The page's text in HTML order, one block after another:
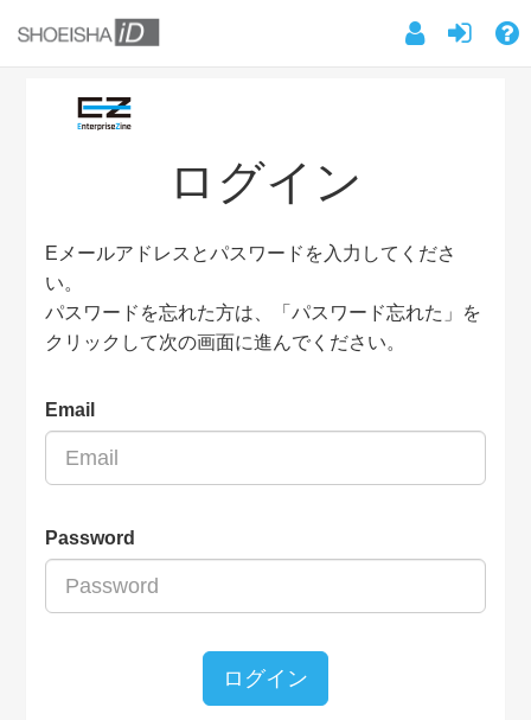
ログイン
Eメールアドレスとパスワードを入力してくださ
い。
パスワードを忘れた方は、「パスワード忘れた」を
クリックして次の画面に進んでください。
Email
Password
ログイン